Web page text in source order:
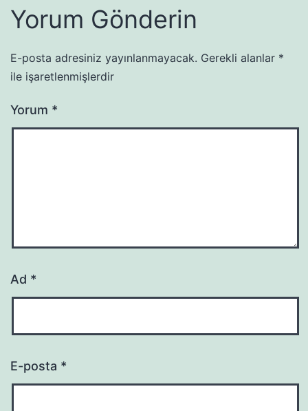
Yorum Gönderin
E-posta adresiniz yayınlanmayacak. Gerekli alanlar *
ile işaretlenmişlerdir
Yorum *
Ad *
E-posta *